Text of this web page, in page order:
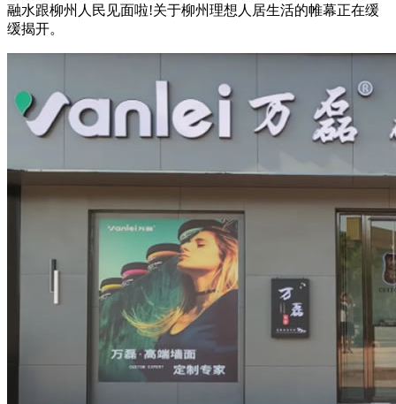
融水跟柳州人民见面啦!关于柳州理想人居生活的帷幕正在缓
缓揭开。